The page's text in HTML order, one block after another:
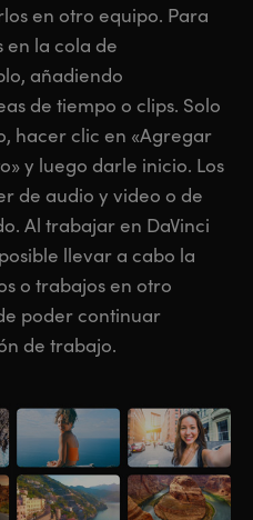
en otro equipo. Para
en la cola de
añadiendo
de tiempo o clips. Solo
hacer clic en «Agregar
y luego darle inicio. Los
de audio y video o de
Al trabajar en DaVinci
llevar a cabo la
o trabajos en otro
poder continuar
de trabajo.